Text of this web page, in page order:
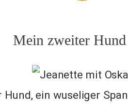
ein wuseliger
Mein zweiter